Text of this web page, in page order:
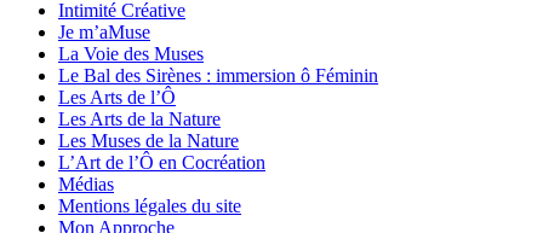
Intimité Créative
Je m’aMuse
La Voie des Muses
Le Bal des Sirènes : immersion ô Féminin
Les Arts de l’Ô
Les Arts de la Nature
Les Muses de la Nature
L’Art de l’Ô en Cocréation
Médias
Mentions légales du site
Mon Approche